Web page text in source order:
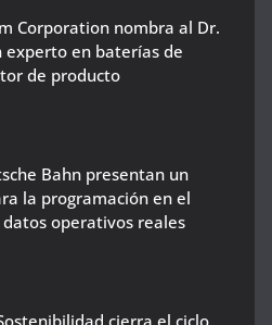
Corporation nombra al Dr.
experto en baterías de
de producto
Bahn presentan un
la programación en el
operativos reales